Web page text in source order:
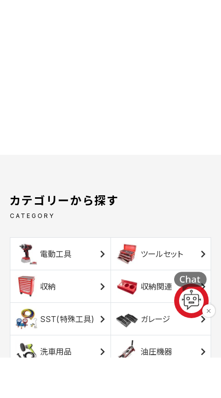
カテゴリーから探す
CATEGORY
電動工具 ツールセット
収納 収納関連
SST(特殊工具) ガレージ
洗車用品 油圧機器